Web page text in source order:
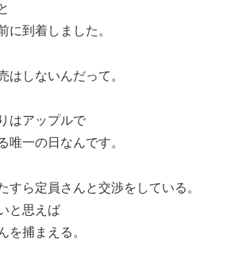
に到着しました。
はしないんだって。
はアップルで
唯一の日なんです。
すら定員さんと交渉をしている。
と思えば
を捕まえる。